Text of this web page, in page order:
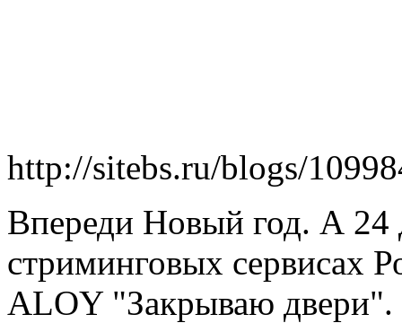
http://sitebs.ru/blogs/
Впереди Новый год. А 24
стриминговых сервисах
ALOY "Закрываю двери".